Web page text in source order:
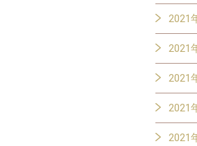
2021
2021
2021
2021
2021